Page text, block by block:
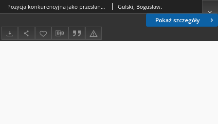
Pokaż szczegóły
Pozycja konkurencyjna jako przesłanka ewolucji zarządzania w przedsiębiorstwach Gulski, Bogusław.